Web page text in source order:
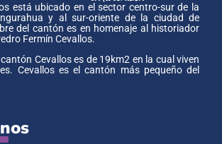
está ubicado en el sector centro-sur de la
y al sur-oriente de la ciudad de
del cantón es en homenaje al historiador
Fermín Cevallos.
Cevallos es de 19km2 en la cual viven
Cevallos es el cantón más pequeño del